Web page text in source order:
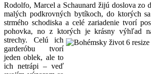
Rodolfo, Marcel a Schaunard žijú doslova zo
malých podkrovných bytíkoch, do ktorých
strmého schodiska a celé zariadenie tvorí
pohovka, no z ktorých je krásny výhľad
strechy. Celú ich
garderóbu tvorí
jeden oblek, ale to
ich netrápi – veď